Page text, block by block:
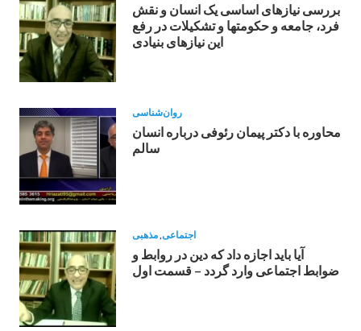
بررسی نیازهای اساسی یک انسان و نقش
فرد، جامعه و حکومتها و تشکیلات در رفع
این نیازهای بنیادی
روان‌شناسی
محاوره با دکتر پیمان رئوفی درباره انسان
سالم
اجتماعی مذهبی
آیا باید اجازه داد که دین در روابط و
ضوابط اجتماعی وارد گردد – قسمت اول